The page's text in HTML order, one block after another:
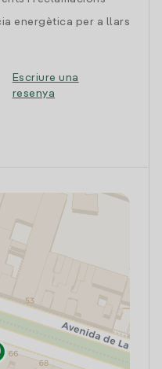
energètica per a llars
Escriure una
resenya